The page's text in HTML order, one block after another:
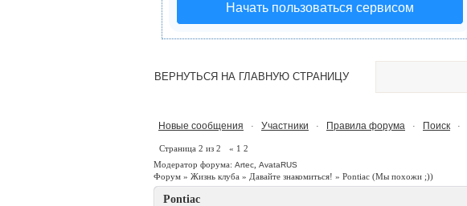
Начать пользоваться сервисом
ВЕРНУТЬСЯ НА ГЛАВНУЮ СТРАНИЦУ
Новые сообщения · Участники · Правила форума · Поиск ·
Страница 2 из 2 « 1 2
Модератор форума: Artec AvataRUS
Форум » Жизнь клуба » Давайте знакомиться! » Pontiac (Мы похожи ;))
Pontiac